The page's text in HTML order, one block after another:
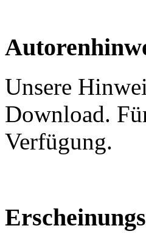
Unsere
Download.
Verfügung.